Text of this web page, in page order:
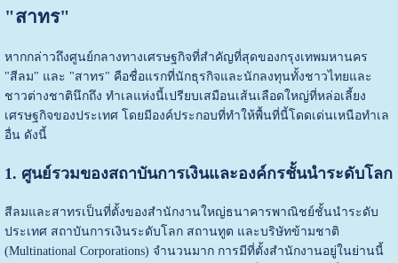
"สาทร"
หากกล่าวถึงศูนย์กลางทางเศรษฐกิจที่สำคัญที่สุดของกรุงเทพมหานคร
"สีลม" และ "สาทร" คือชื่อแรกที่นักธุรกิจและนักลงทุนทั้งชาวไทยและ
ชาวต่างชาตินึกถึง ทำเลแห่งนี้เปรียบเสมือนเส้นเลือดใหญ่ที่หล่อเลี้ยง
เศรษฐกิจของประเทศ โดยมีองค์ประกอบที่ทำให้พื้นที่นี้โดดเด่นเหนือทำเล
อื่น ดังนี้
1. ศูนย์รวมของสถาบันการเงินและองค์กรชั้นนำระดับโลก
สีลมและสาทรเป็นที่ตั้งของสำนักงานใหญ่ธนาคารพาณิชย์ชั้นนำระดับ
ประเทศ สถาบันการเงินระดับโลก สถานทูต และบริษัทข้ามชาติ
(Multinational Corporations) จำนวนมาก การมีที่ตั้งสำนักงานอยู่ในย่านนี้